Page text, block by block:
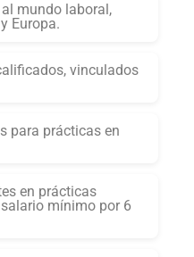
mundo laboral,
Europa.
vinculados
para prácticas en
en prácticas
mínimo por 6